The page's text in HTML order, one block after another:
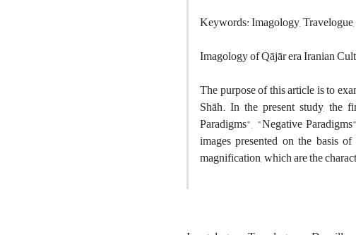
Keywords: Imagology,
Imagology of Qājār era Iranian
The purpose of this article is to
Shāh. In the present study, the
Paradigms", "Negative
images presented on the basis
magnification, which are the